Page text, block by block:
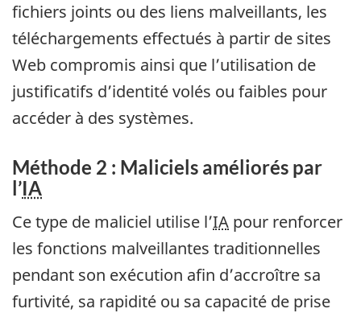
fichiers joints ou des liens malveillants, les
téléchargements effectués à partir de sites
Web compromis ainsi que l’utilisation de
justificatifs d’identité volés ou faibles pour
accéder à des systèmes.
Méthode 2 : Maliciels améliorés par
l’IA
Ce type de maliciel utilise l’IA pour renforcer
les fonctions malveillantes traditionnelles
pendant son exécution afin d’accroître sa
furtivité, sa rapidité ou sa capacité de prise